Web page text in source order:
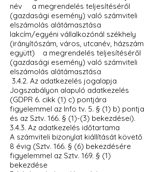
név a megrendelés teljesítéséről
(gazdasági esemény) való számviteli
elszámolás alátámasztása
lakcím/egyéni vállalkozónál székhely
(irányítószám, város, utcanév, házszám
együtt) a megrendelés teljesítéséről
(gazdasági esemény) való számviteli
elszámolás alátámasztása
3.4.2. Az adatkezelés jogalapja
Jogszabályon alapuló adatkezelés
(GDPR 6. cikk (1) c) pontjára
figyelemmel az Info tv. 5. § (1) b) pontja
és az Sztv. 166. § (1)-(3) bekezdései).
3.4.3. Az adatkezelés időtartama
A számviteli bizonylat kiállítását követő
8 évig (Sztv. 166. § (6) bekezdésére
figyelemmel az Sztv. 169. § (1)
bekezdése